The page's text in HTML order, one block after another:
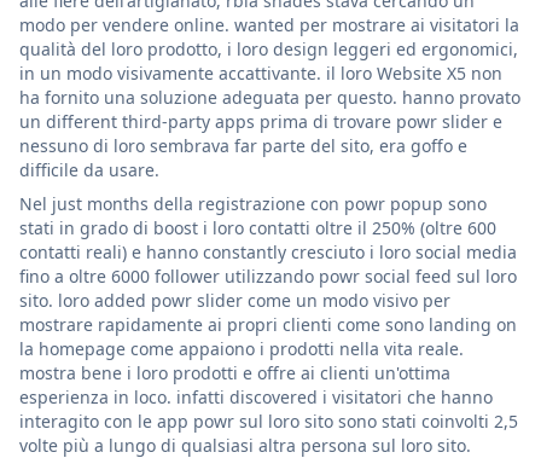
modo per vendere online. wanted per mostrare ai visitatori la
qualità del loro prodotto, i loro design leggeri ed ergonomici,
in un modo visivamente accattivante. il loro Website X5 non
ha fornito una soluzione adeguata per questo. hanno provato
un different third-party apps prima di trovare powr slider e
nessuno di loro sembrava far parte del sito, era goffo e
difficile da usare.
Nel just months della registrazione con powr popup sono
stati in grado di boost i loro contatti oltre il 250% (oltre 600
contatti reali) e hanno constantly cresciuto i loro social media
fino a oltre 6000 follower utilizzando powr social feed sul loro
sito. loro added powr slider come un modo visivo per
mostrare rapidamente ai propri clienti come sono landing on
la homepage come appaiono i prodotti nella vita reale.
mostra bene i loro prodotti e offre ai clienti un'ottima
esperienza in loco. infatti discovered i visitatori che hanno
interagito con le app powr sul loro sito sono stati coinvolti 2,5
volte più a lungo di qualsiasi altra persona sul loro sito.